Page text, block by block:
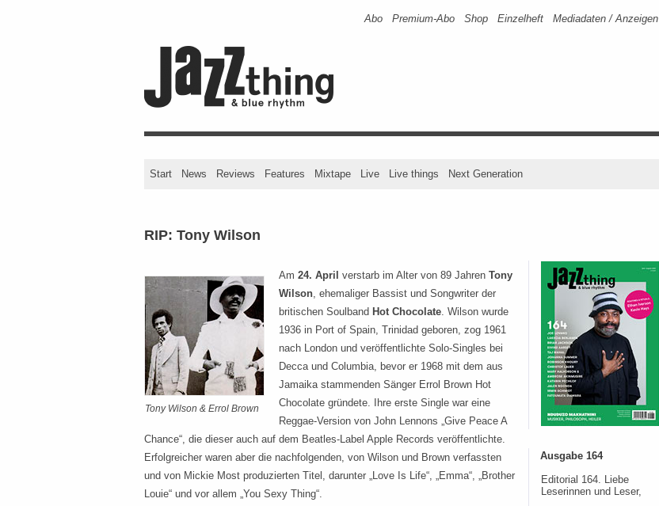
Abo Premium-Abo Shop Einzelheft Mediadaten / Anzeigen
Start News Reviews Features Mixtape Live Live things Next Generation
RIP: Tony Wilson
Tony Wilson & Errol Brown
Am 24. April verstarb im Alter von 89 Jahren Tony
Wilson, ehemaliger Bassist und Songwriter der
britischen Soulband Hot Chocolate. Wilson wurde
1936 in Port of Spain, Trinidad geboren, zog 1961
nach London und veröffentlichte Solo-Singles bei
Decca und Columbia, bevor er 1968 mit dem aus
Jamaika stammenden Sänger Errol Brown Hot
Chocolate gründete. Ihre erste Single war eine
Reggae-Version von John Lennons „Give Peace A
Chance“, die dieser auch auf dem Beatles-Label Apple Records veröffentlichte.
Erfolgreicher waren aber die nachfolgenden, von Wilson und Brown verfassten
und von Mickie Most produzierten Titel, darunter „Love Is Life“, „Emma“, „Brother
Louie“ und vor allem „You Sexy Thing“.
Ausgabe 164
Editorial 164. Liebe
Leserinnen und Leser,